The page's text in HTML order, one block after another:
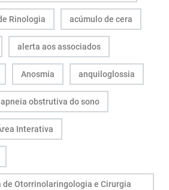
Rinologia acúmulo de cera
alerta aos associados
Anosmia anquiloglossia
apneia obstrutiva do sono
Interativa
de Otorrinolaringologia e Cirurgia